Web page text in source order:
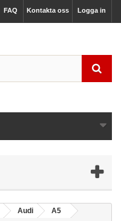
Logga in
Kontakta oss
FAQ
Audi
A5